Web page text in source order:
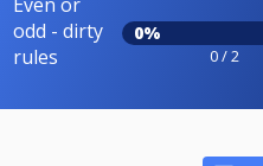
odd - dirty
rules
0%
0 / 2